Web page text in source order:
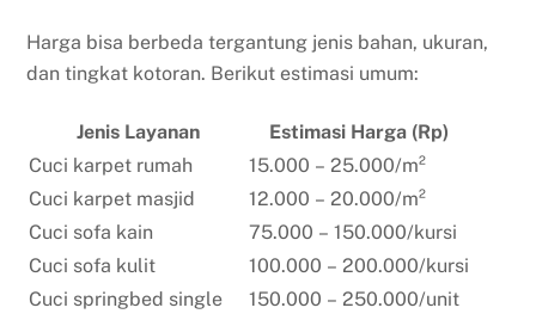
Harga bisa berbeda tergantung jenis bahan, ukuran,
dan tingkat kotoran. Berikut estimasi umum:
Jenis Layanan
Estimasi Harga (Rp)
Cuci karpet rumah
15.000 – 25.000/m²
Cuci karpet masjid
12.000 – 20.000/m²
Cuci sofa kain
75.000 – 150.000/kursi
Cuci sofa kulit
100.000 – 200.000/kursi
Cuci springbed single
150.000 – 250.000/unit